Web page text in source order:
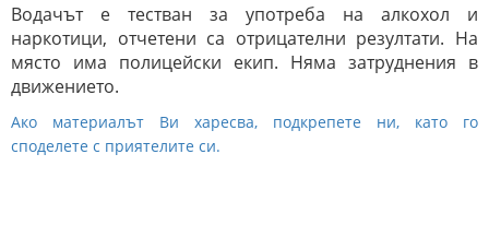
Водачът е тестван за употреба на алкохол и
наркотици, отчетени са отрицателни резултати. На
място има полицейски екип. Няма затруднения в
движението.
Ако материалът Ви харесва, подкрепете ни, като го
споделете с приятелите си.